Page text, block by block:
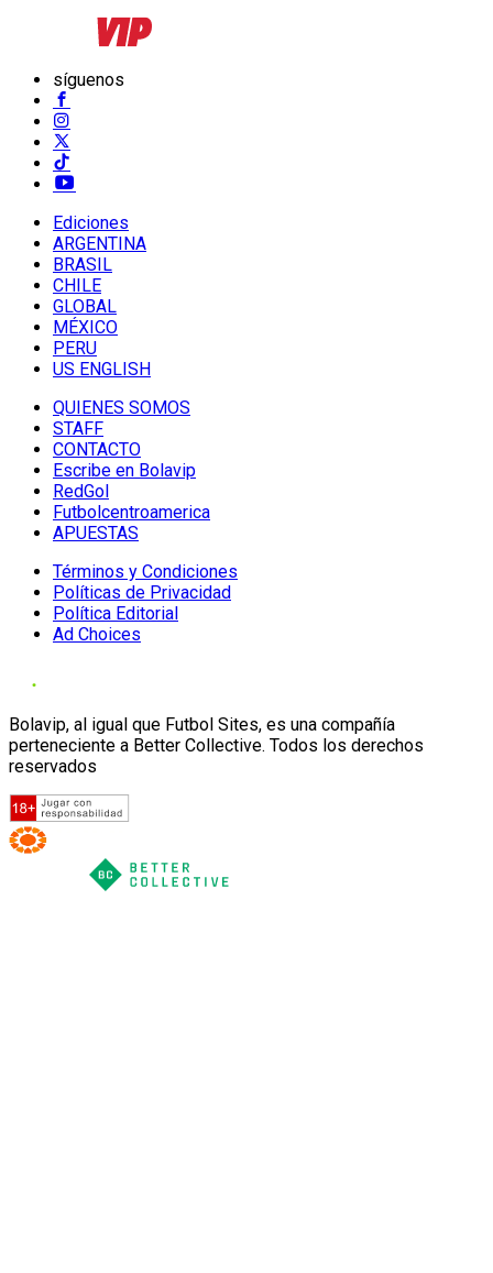
síguenos
Ediciones
ARGENTINA
BRASIL
CHILE
GLOBAL
MÉXICO
PERU
US ENGLISH
QUIENES SOMOS
STAFF
CONTACTO
Escribe en Bolavip
RedGol
Futbolcentroamerica
APUESTAS
Términos y Condiciones
Políticas de Privacidad
Política Editorial
Ad Choices
Bolavip, al igual que Futbol Sites, es una compañía
perteneciente a Better Collective. Todos los derechos
reservados